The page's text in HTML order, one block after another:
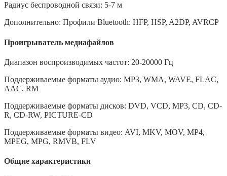
Радиус беспроводной связи: 5-7 м
Дополнительно: Профили Bluetooth: HFP, HSP, A2DP, AVRCP
Проигрыватель медиафайлов
Диапазон воспроизводимых частот: 20-20000 Гц
Поддерживаемые форматы аудио: MP3, WMA, WAVE, FLAC,
AAC, RM
Поддерживаемые форматы дисков: DVD, VCD, MP3, CD, CD-
R, CD-RW, PICTURE-CD
Поддерживаемые форматы видео: AVI, MKV, MOV, MP4,
MPEG, MPG, RMVB, FLV
Общие характеристики